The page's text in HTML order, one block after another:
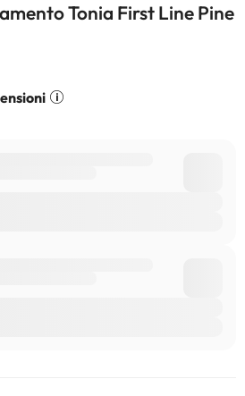
Tonia First Line Pine